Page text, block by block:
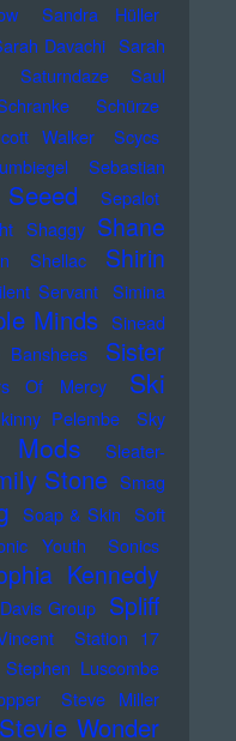
Sandra Hüller
Davachi Sarah
Saturndaze
Saul
Schürze
Walker
Scycs
Sebastian
Seeed Sepalot
Shaggy Shane
Shellac
Shirin
Servant Simina
Minds Sinead
Sister
Of Mercy
Ski
Pelembe
Sky
Mods
Sleater-
Stone Smag
Soap & Skin Soft
Youth
Sonics
Kennedy
Group Spliff
Station 17
Stephen Luscombe
Steve Miller
Stevie Wonder